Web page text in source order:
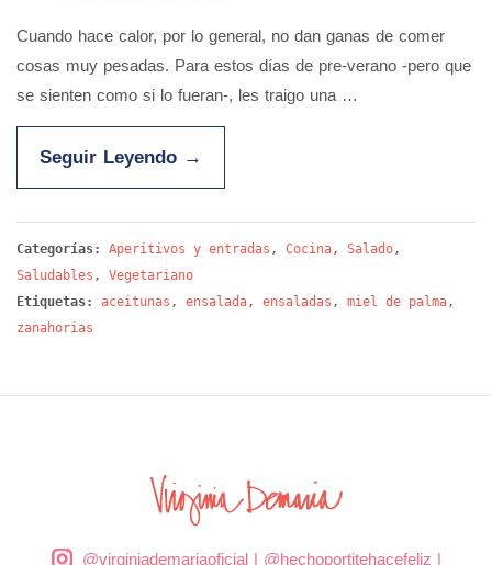
Cuando hace calor, por lo general, no dan ganas de comer
cosas muy pesadas. Para estos días de pre-verano -pero que
se sienten como si lo fueran-, les traigo una …
Seguir Leyendo →
Categorías: Aperitivos y entradas , Cocina , Salado ,
Saludables , Vegetariano
Etiquetas:
aceitunas , ensalada , ensaladas , miel de palma ,
zanahorias
@virginiademariaoficial| @hechoportitehacefeliz |